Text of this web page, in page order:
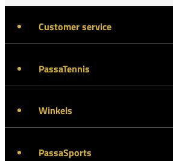
Customer service
PassaTennis
Winkels
PassaSports